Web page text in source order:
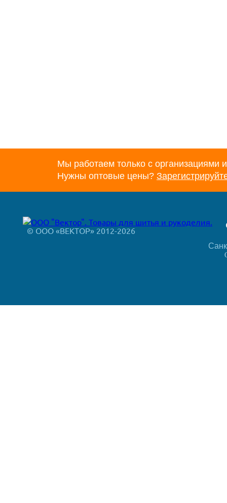
Мы работаем только с организациями
Нужны оптовые цены?
© ООО «ВЕКТОР» 2012-2026